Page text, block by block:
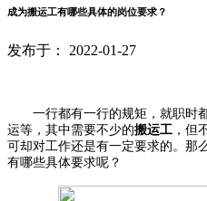
成为搬运工有哪些具体的岗位要求？
发布于： 2022-01-27
一行都有一行的规矩，就职时
运等，其中需要不少的搬运工 ， 但
可却对工作还是有一定要求的。那
有哪些具体要求呢？